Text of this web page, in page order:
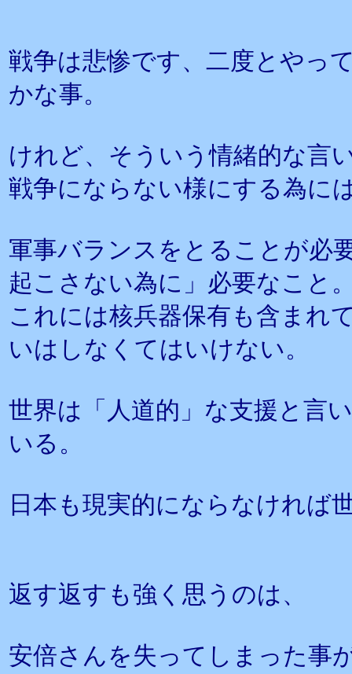
戦争は悲惨です、二度とやっ
かな事。
けれど、そういう情緒的な言
戦争にならない様にする為に
軍事バランスをとることが必
起こさない為に」必要なこと
これには核兵器保有も含まれ
いはしなくてはいけない。
世界は「人道的」な支援と言
いる。
日本も現実的にならなければ
返す返すも強く思うのは、
安倍さんを失ってしまった事